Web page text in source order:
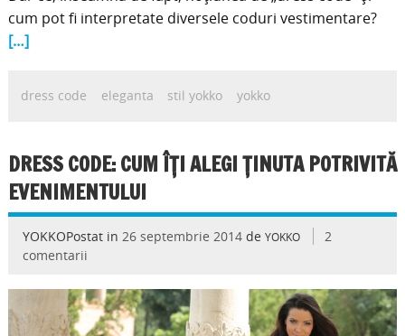
cum pot fi interpretate diversele coduri vestimentare?
[…]
dress code eleganta stil yokko yokko
DRESS CODE: CUM ÎŢI ALEGI ŢINUTA POTRIVITĂ
EVENIMENTULUI
YOKKOPostat in 26 septembrie 2014de YOKKO
2
comentarii